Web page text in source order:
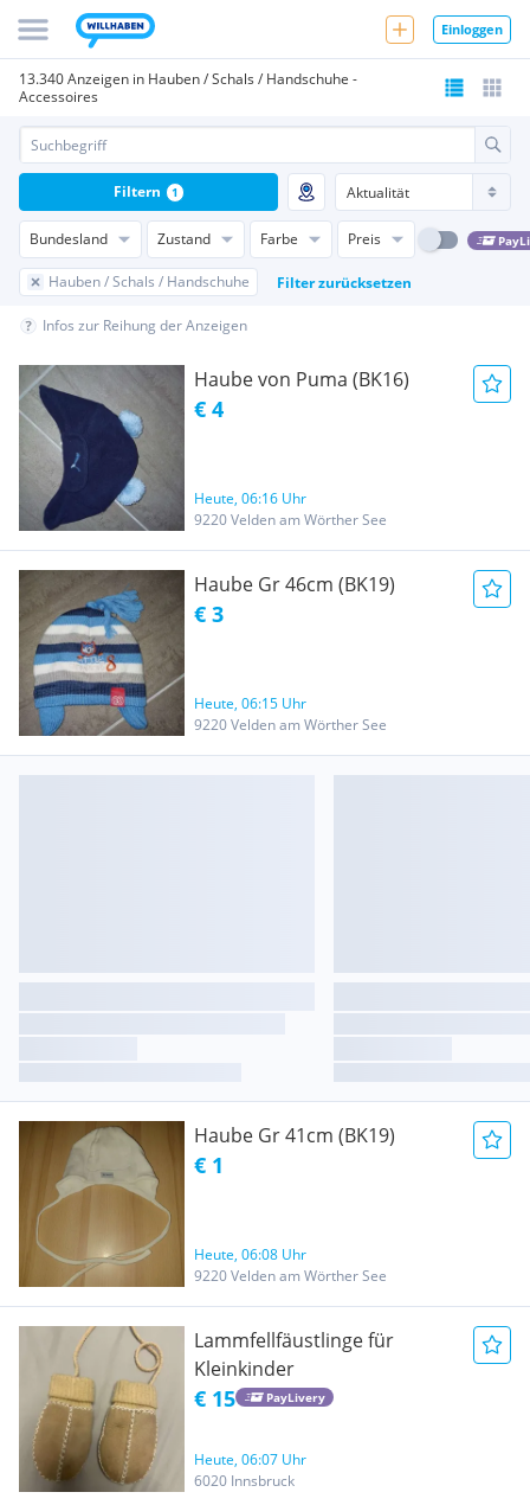
Einloggen
13.340 Anzeigen in Hauben / Schals / Handschuhe -
Accessoires
Bundesland Zustand Farbe Preis
Hauben / Schals / Handschuhe Filter zurücksetzen
Filtern 1
Infos zur Reihung der Anzeigen
Haube von Puma (BK16)
€ 4
Heute, 06:16 Uhr
9220 Velden am Wörther See
Haube Gr 46cm (BK19)
€ 3
Heute, 06:15 Uhr
9220 Velden am Wörther See
Haube Gr 41cm (BK19)
€ 1
Heute, 06:08 Uhr
9220 Velden am Wörther See
Lammfellfäustlinge für
Kleinkinder
€ 15 PayLivery
Heute, 06:07 Uhr
6020 Innsbruck